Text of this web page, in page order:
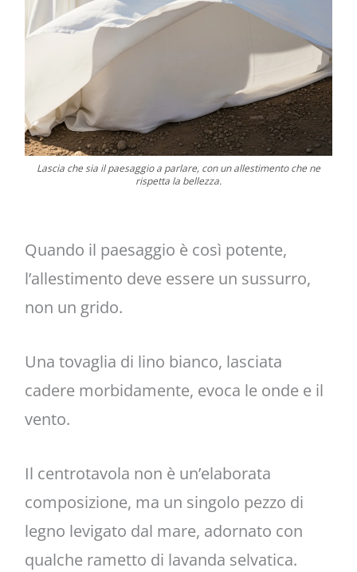
Lascia che sia il paesaggio a parlare, con un allestimento che ne
rispetta la bellezza.
Quando il paesaggio è così potente,
l’allestimento deve essere un sussurro,
non un grido.
Una tovaglia di lino bianco, lasciata
cadere morbidamente, evoca le onde e il
vento.
Il centrotavola non è un’elaborata
composizione, ma un singolo pezzo di
legno levigato dal mare, adornato con
qualche rametto di lavanda selvatica.